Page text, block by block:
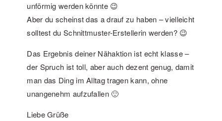
unförmig werden könnte 😉
Aber du scheinst das a drauf zu haben – vielleicht
solltest du Schnittmuster-Erstellerin werden? 😉
Das Ergebnis deiner Nähaktion ist echt klasse –
der Spruch ist toll, aber auch dezent genug, damit
man das Ding im Alltag tragen kann, ohne
unangenehm aufzufallen 🙂
Liebe Grüße